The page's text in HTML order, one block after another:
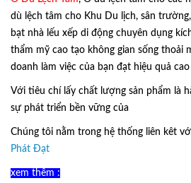
dù lệch tâm cho Khu Du lịch, sân
bạt nhà lếu xếp di động chuyên dụng
thẩm mỹ cao tạo không gian sống thoải
doanh làm việc của bạn đạt hiệu quả
Với tiêu chí lấy chất lượng sản phẩm là
sự phát triển bền vững của
Chúng tôi nằm trong hệ thống liên kêt
Phát Đạt
xem thêm :